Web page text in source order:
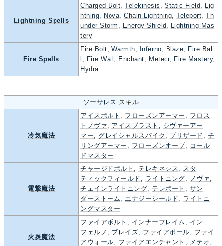
Lightning Spells
Charged Bolt,Telekinesis ,Static Field, Lig
htning, Nova,Chain Lightning,Teleport,Th
under Storm , Energy Shield , Lightning Mas
tery
Fire Spells
Fire Bolt, Warmth, Inferno, Blaze, Fire Bal
, Fire Wall , Enchant, Meteor, Fire Mastery,
Hydra
ソーサレス スキル
冷気魔法
アイスボルト フローズンアーマー
フロス
トノヴァ
アイスブラスト
シヴァーアー
マー
グレイシャルスパイク ブリザード
チ
リングアーマー
フローズンオーブ
コール
ドマスター
電撃魔法
チャージドボルト テレキネシス
スタ
ティックフィールド
ライトニング ノヴァ
チェインライトニング
テレポート
サン
ダーストーム
エナジーシールド
ライトニ
ングマスター
火炎魔法
ファイアボルト インナーフレイム
イン
フェルノ
ブレイズ ファイアボール
ファイ
アウォール
ファイアエンチャント メテオ